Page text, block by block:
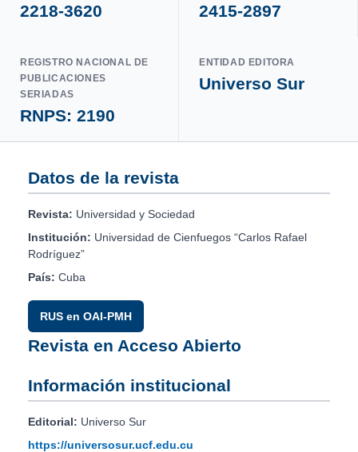
2218-3620 2415-2897
REGISTRO NACIONAL DE
PUBLICACIONES
SERIADAS
RNPS: 2190
ENTIDAD EDITORA
Universo Sur
Datos de la revista
Revista: Universidad y Sociedad
Institución: Universidad de Cienfuegos “Carlos Rafael
Rodríguez”
País: Cuba
RUS en OAI-PMH
Revista en Acceso Abierto
Información institucional
Editorial: Universo Sur
https://universosur.ucf.edu.cu